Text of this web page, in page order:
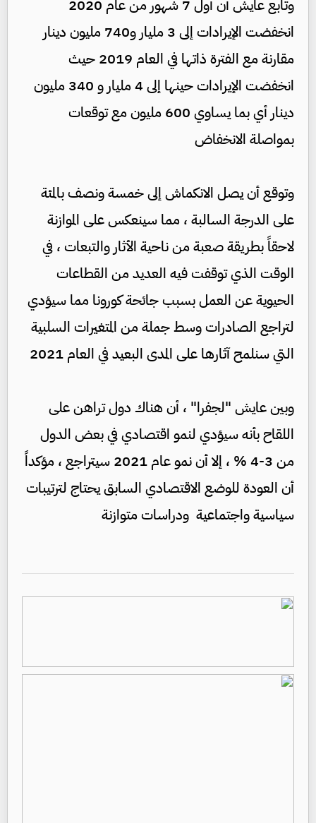
وتابع عايش أن أول 7 شهور من عام 2020
انخفضت الإيرادات إلى 3 مليار و740 مليون دينار
مقارنة مع الفترة ذاتها في العام 2019 حيث
انخفضت الإيرادات حينها إلى 4 مليار و 340 مليون
دينار أي بما يساوي 600 مليون مع توقعات
بمواصلة الانخفاض
وتوقع أن يصل الانكماش إلى خمسة ونصف بالمئة
على الدرجة السالبة ، مما سينعكس على الموازنة
لاحقاً بطريقة صعبة من ناحية الأثار والتبعات ، في
الوقت الذي توقفت فيه العديد من القطاعات
الحيوية عن العمل بسبب جائحة كورونا مما سيؤدي
لتراجع الصادرات وسط جملة من المتغيرات السلبية
التي سنلمح آثارها على المدى البعيد في العام 2021
وبين عايش "لجفرا" ، أن هناك دول تراهن على
اللقاح بأنه سيؤدي لنمو اقتصادي في بعض الدول
من 3-4 % ، إلا أن نمو عام 2021 سيتراجع ، مؤكداً
أن العودة للوضع الاقتصادي السابق يحتاج لترتيبات
سياسية واجتماعية ودراسات متوازنة